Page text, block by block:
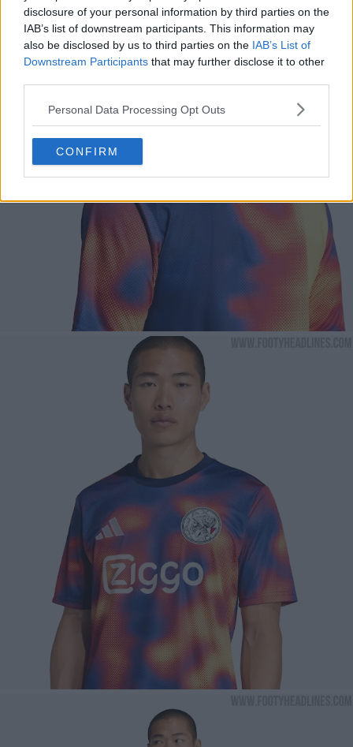
disclosure of your personal information by third parties on the
IAB’s list of downstream participants. This information may
also be disclosed by us to third parties on the IAB’s List of
Downstream Participants that may further disclose it to other
Personal Data Processing Opt Outs
CONFIRM